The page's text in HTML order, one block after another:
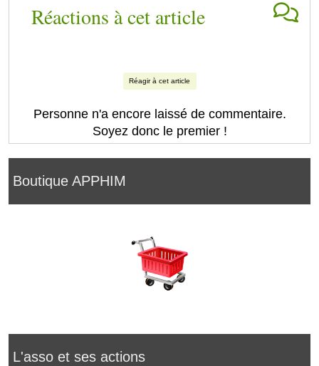
Boutique APPHIM
L'asso et ses actions
Réactions à cet article
Réagir à cet article
Personne n'a encore laissé de commentaire.
Soyez donc le premier !